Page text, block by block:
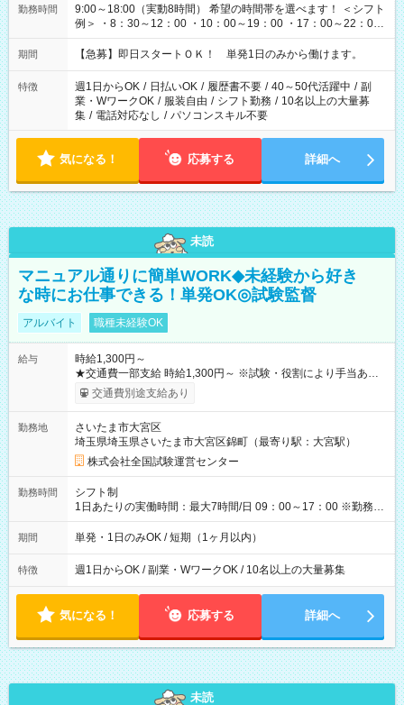
勤務時間
9:00～18:00（実動8時間） 希望の時間帯を選べます！ ＜シフト
例＞ ・8：30～12：00 ・10：00～19：00 ・17：00～22：00
・13：00～22：00 ・22：00～翌6：00 など
期間 【急募】即日スタートＯＫ！ 単発1日のみから働けます。
特徴 週1日からOK / 日払いOK / 履歴書不要 / 40～50代活躍中 / 副
業・WワークOK / 服装自由 / シフト勤務 / 10名以上の大量募
集 / 電話対応なし / パソコンスキル不要
気になる！ 応募する 詳細へ
未読
マニュアル通りに簡単WORK◆未経験から好き
な時にお仕事できる！単発OK◎試験監督
アルバイト 職種未経験OK
給与
時給1,300円～
★交通費一部支給 時給1,300円～ ※試験・役割により手当あり
※勤務回数により昇給あり 【即給（前払い）オプションあ
り！】 希望される場合、勤務から1週間ほどで給与の一部を受け
例】 ・河合塾模擬試験 8:30～17:30（休憩1時間） 時給1,300円
×8時間＝日収10,400円＋交通費 ※当日の役割により時給＋100
円の場合あり ・国家試験 7:00～13:30（休憩なし） 時給1,300
円（役割手当＋100円）×6時間＝日収8,400円＋交通費 【試用期
間】試用期間なし
交通費別途支給あり
勤務地
さいたま市大宮区
埼玉県埼玉県さいたま市大宮区錦町（最寄り駅：大宮駅）
株式会社全国試験運営センター
勤務時間
シフト制
1日あたりの実働時間：最大7時間/日 09：00～17：00 ※勤務時
間は 試験により異なります。
期間 単発・1日のみOK / 短期（1ヶ月以内）
特徴 週1日からOK / 副業・WワークOK / 10名以上の大量募集
気になる！ 応募する 詳細へ
未読